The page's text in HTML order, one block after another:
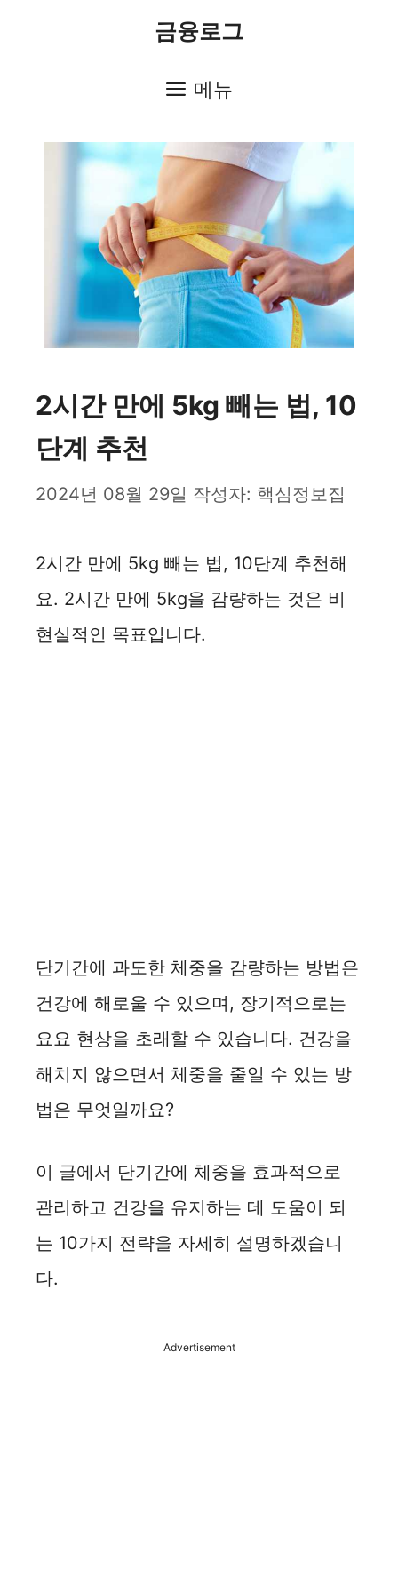
금융로그
메뉴
2시간 만에 5kg 빼는 법, 10
단계 추천
2024년 08월 29일 작성자: 핵심정보집
2시간 만에 5kg 빼는 법, 10단계 추천해
요. 2시간 만에 5kg을 감량하는 것은 비
현실적인 목표입니다.
단기간에 과도한 체중을 감량하는 방법은
건강에 해로울 수 있으며, 장기적으로는
요요 현상을 초래할 수 있습니다. 건강을
해치지 않으면서 체중을 줄일 수 있는 방
법은 무엇일까요?
이 글에서 단기간에 체중을 효과적으로
관리하고 건강을 유지하는 데 도움이 되
는 10가지 전략을 자세히 설명하겠습니
다.
Advertisement